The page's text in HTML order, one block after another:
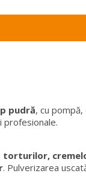
pudră, cu
profesionale.
torturilor,
. Pulverizarea